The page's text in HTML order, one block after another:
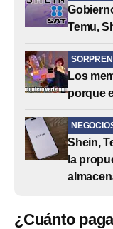
Temu,
Los
porque
Shein,
la
¿Cuánto